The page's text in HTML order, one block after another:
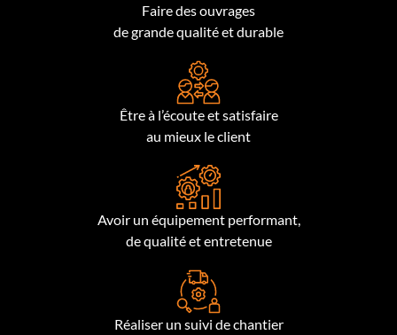
Faire des ouvrages
de grande qualité et durable
Être à l’écoute et satisfaire
au mieux le client
Avoir un équipement performant,
de qualité et entretenue
Réaliser un suivi de chantier